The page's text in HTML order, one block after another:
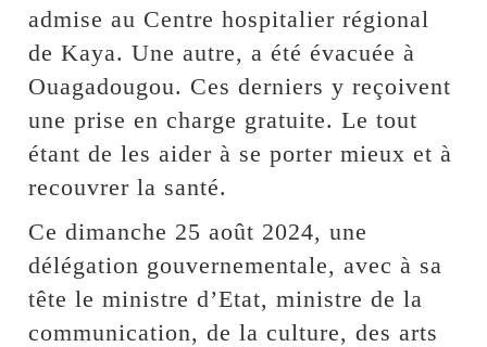
admise au Centre hospitalier régional
de Kaya. Une autre, a été évacuée à
Ouagadougou. Ces derniers y reçoivent
une prise en charge gratuite. Le tout
étant de les aider à se porter mieux et à
recouvrer la santé.
Ce dimanche 25 août 2024, une
délégation gouvernementale, avec à sa
tête le ministre d’Etat, ministre de la
communication, de la culture, des arts